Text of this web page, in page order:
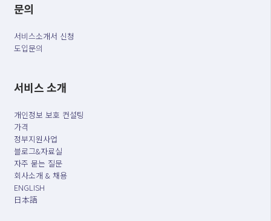
문의
서비스소개서 신청
도입문의
서비스 소개
개인정보 보호 컨설팅
가격
정부지원사업
블로그&자료실
자주 묻는 질문
회사소개 & 채용
ENGLISH
日本語